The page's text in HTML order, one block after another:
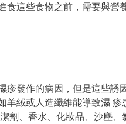
食這些食物之前，需要與營
疹發作的病因，但是這些誘
羊絨或人造纖維能導致濕 疹
劑、香水、化妝品、沙塵、